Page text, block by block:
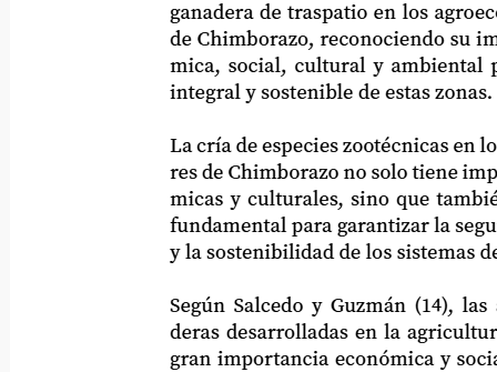
ganadera de traspatio en los
de Chimborazo, reconociendo su
mica, social, cultural y ambiental
integral y sostenible de estas zonas.
La cría de especies zootécnicas en los
res de Chimborazo no solo tiene
micas y culturales, sino que también
fundamental para garantizar la
y la sostenibilidad de los sistemas de
Según Salcedo y Guzmán (14), las
deras desarrolladas en la agricultura
gran importancia económica y social